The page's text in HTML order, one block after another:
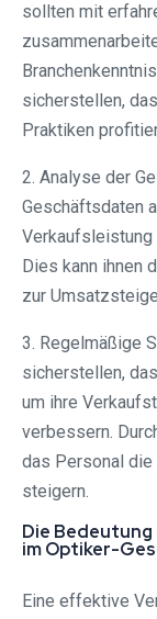
sollten mit
sicherstellen,
Praktiken
2. Analyse der
Geschäftsdaten
Verkaufsleistung
Dies kann ihnen
zur
3. Regelmäßige
sicherstellen,
um ihre
verbessern.
das Personal die
steigern.
Die
im Optiker-
Eine effektive